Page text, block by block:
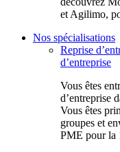
et Agilimo,
Nos spécialisations
Reprise
d’entreprise
Vous êtes
d’entreprise
Vous êtes
groupes et
PME pour la